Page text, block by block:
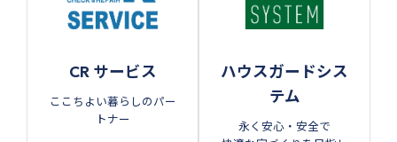
CR サービス
ここちよい暮らしのパー
トナー
ハウスガードシス
テム
永く安心・安全で